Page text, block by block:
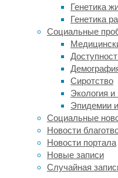
Генетика
Генетика
Социальные
Сиротство
Экология и
Эпидемии
Социальные
Новости
Новости портала
Новые записи
Случайная
гамма-
лучей
радиоволн,
регистрируют
слабые
колебания
пространства-
времени,